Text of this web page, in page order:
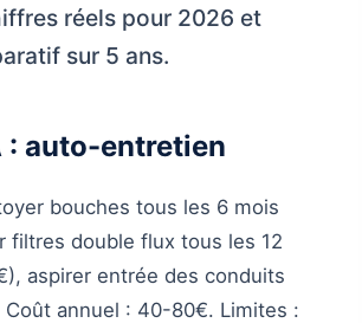
réels pour 2026 et
sur 5 ans.
: auto-entretien
bouches tous les 6 mois
filtres double flux tous les 12
aspirer entrée des conduits
annuel : 40-80€. Limites :